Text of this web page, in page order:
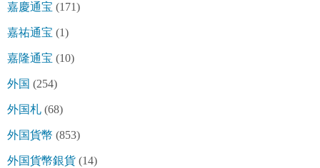
嘉慶通宝 (171)
嘉祐通宝 (1)
嘉隆通宝 (10)
外国 (254)
外国札 (68)
外国貨幣 (853)
外国貨幣銀貨 (14)